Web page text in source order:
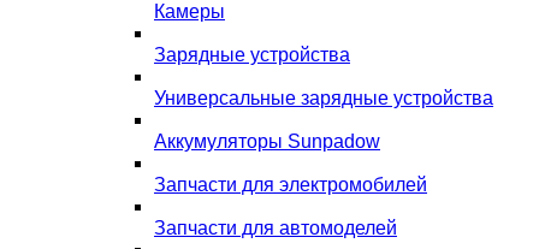
Камеры
Зарядные устройства
Универсальные зарядные устройства
Аккумуляторы Sunpadow
Запчасти для электромобилей
Запчасти для автомоделей